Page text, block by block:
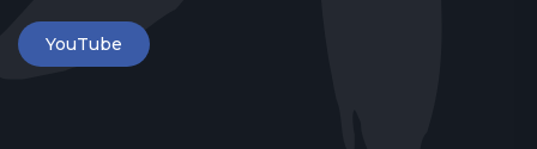
YouTube